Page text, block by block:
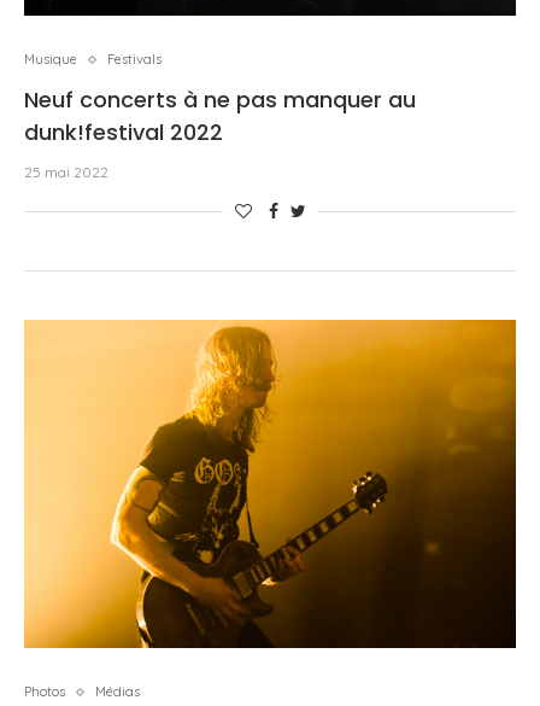
Musique Festivals
Neuf concerts à ne pas manquer au
dunk!festival 2022
25 mai 2022
Photos Médias